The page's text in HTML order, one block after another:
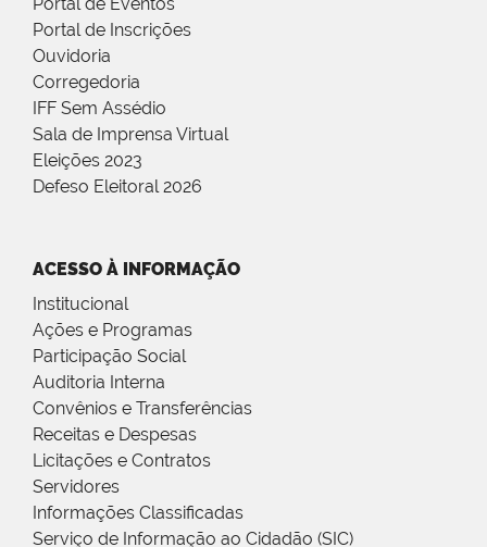
Portal de Eventos
Portal de Inscrições
Ouvidoria
Corregedoria
IFF Sem Assédio
Sala de Imprensa Virtual
Eleições 2023
Defeso Eleitoral 2026
ACESSO À INFORMAÇÃO
Institucional
Ações e Programas
Participação Social
Auditoria Interna
Convênios e Transferências
Receitas e Despesas
Licitações e Contratos
Servidores
Informações Classificadas
Serviço de Informação ao Cidadão (SIC)